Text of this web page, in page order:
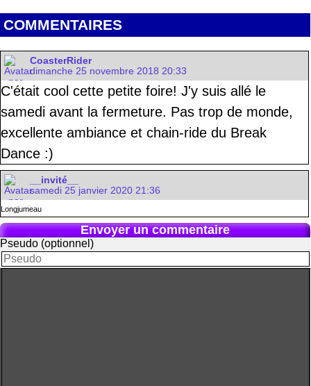
COMMENTAIRES
CoasterRider
dimanche 25 novembre 2018 20:33
C'était cool cette petite foire! J'y suis allé le
samedi avant la fermeture. Pas trop de monde,
excellente ambiance et chain-ride du Break
Dance :)
__invité__
samedi 25 janvier 2020 21:36
Longjumeau
Envoyer un commentaire
Pseudo (optionnel)